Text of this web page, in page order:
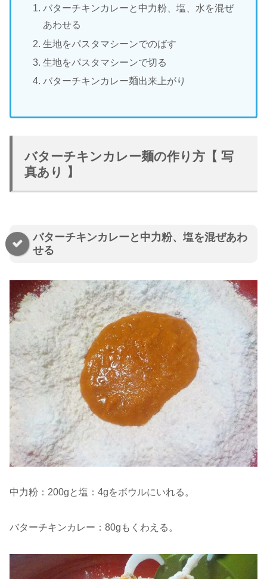
バターチキンカレーと中力粉、塩、水を混ぜ
あわせる
生地をパスタマシーンでのばす
生地をパスタマシーンで切る
バターチキンカレー麺出来上がり
バターチキンカレー麺の作り方【 写
真あり 】
バターチキンカレーと中力粉、塩を混ぜあわ
せる
中力粉：200gと塩：4gをボウルにいれる。
バターチキンカレー：80gもくわえる。